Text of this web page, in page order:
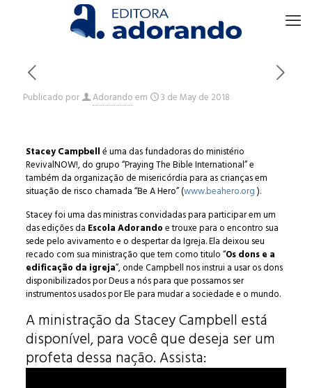
Publicado por Adorandoem 3 de May de 2018
Stacey Campbellé uma das fundadoras do ministério
RevivalNOW!, do grupo “Praying The Bible International” e
também da organização de misericórdia para as crianças em
situação de risco chamada “Be A Hero” (www.beahero.org).
Stacey foi uma das ministras convidadas para participar em um
das edições da Escola Adorandoe trouxe para o encontro sua
sede pelo avivamento e o despertar da Igreja. Ela deixou seu
recado com sua ministração que tem como titulo “Os dons e a
edificação da igreja”, onde Campbell nos instrui a usar os dons
disponibilizados por Deus a nós para que possamos ser
instrumentos usados por Ele para mudar a sociedade e o mundo.
A ministração da Stacey Campbell está
disponível, para você que deseja ser um
profeta dessa nação. Assista: